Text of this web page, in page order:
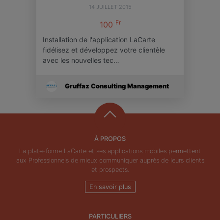
14 JUILLET 2015
100 Fr
Installation de l'application LaCarte
fidélisez et développez votre clientèle
avec les nouvelles tec…
Gruffaz Consulting Management
À PROPOS
La plate-forme LaCarte et ses applications mobiles permettent
aux Professionnels de mieux communiquer auprès de leurs clients
et prospects.
En savoir plus
PARTICULIERS